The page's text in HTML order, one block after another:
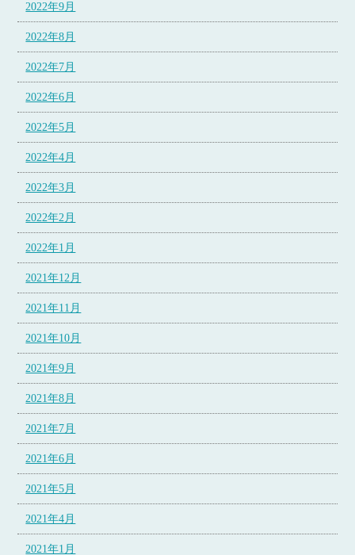
2022年9月
2022年8月
2022年7月
2022年6月
2022年5月
2022年4月
2022年3月
2022年2月
2022年1月
2021年12月
2021年11月
2021年10月
2021年9月
2021年8月
2021年7月
2021年6月
2021年5月
2021年4月
2021年1月